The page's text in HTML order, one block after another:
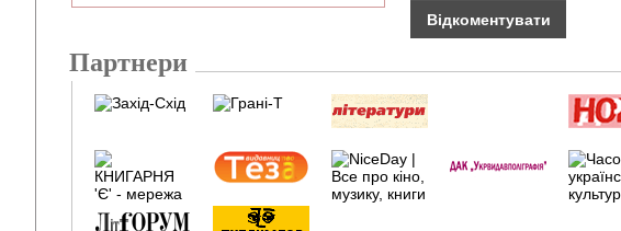
Партнери